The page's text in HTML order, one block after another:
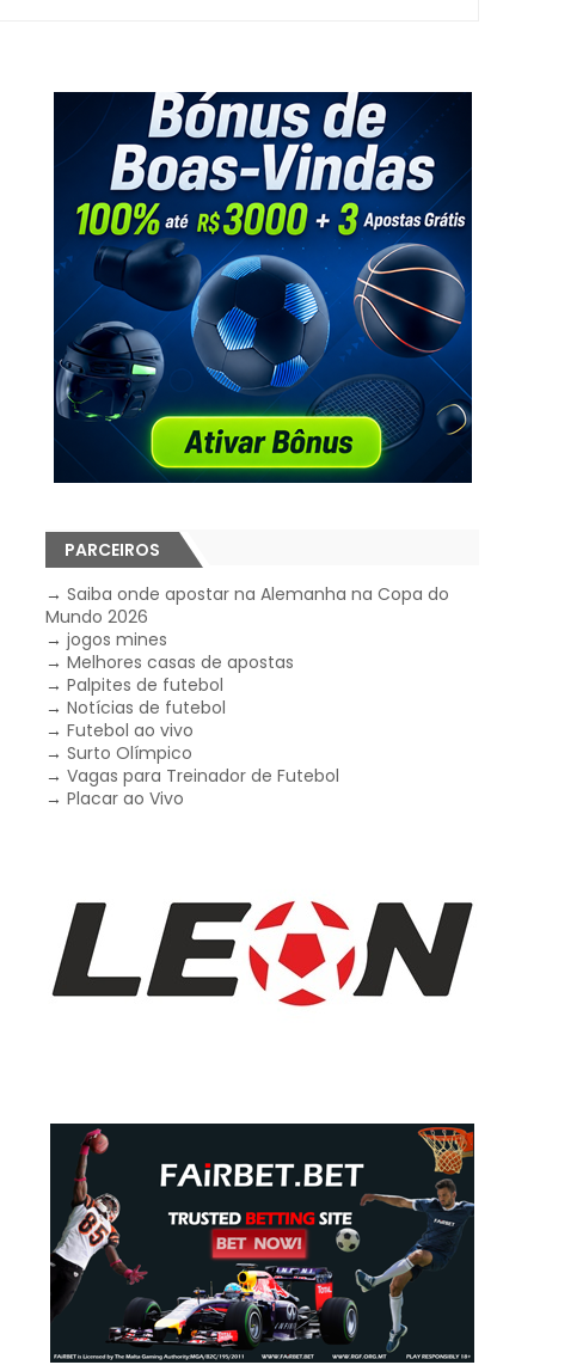
PARCEIROS
→Saiba onde apostar na Alemanha na Copa do
Mundo 2026
→jogos mines
→Melhores casas de apostas
→Palpites de futebol
→Notícias de futebol
→Futebol ao vivo
→Surto Olímpico
→Vagas para Treinador de Futebol
→Placar ao Vivo